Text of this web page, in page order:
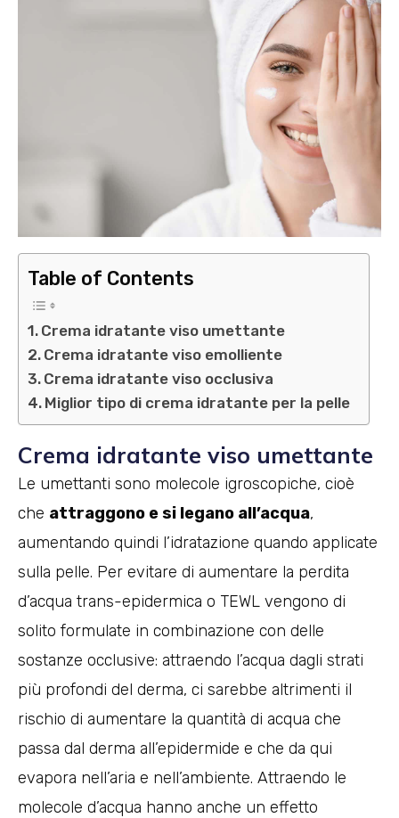
Table of Contents
Crema idratante viso umettante
Crema idratante viso emolliente
Crema idratante viso occlusiva
Miglior tipo di crema idratante per la pelle
Crema idratante viso umettante
Le umettanti sono molecole igroscopiche, cioè
che attraggono e si legano all’acqua,
aumentando quindi l’idratazione quando applicate
sulla pelle. Per evitare di aumentare la perdita
d’acqua trans-epidermica o TEWL vengono di
solito formulate in combinazione con delle
sostanze occlusive: attraendo l’acqua dagli strati
più profondi del derma, ci sarebbe altrimenti il
rischio di aumentare la quantità di acqua che
passa dal derma all’epidermide e che da qui
evapora nell’aria e nell’ambiente. Attraendo le
molecole d’acqua hanno anche un effetto